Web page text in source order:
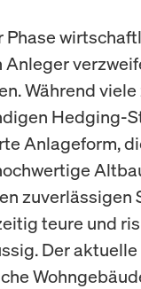
Phase
Anleger
Während
Hedging-
Anlageform,
zuverlässigen
teure und
Der